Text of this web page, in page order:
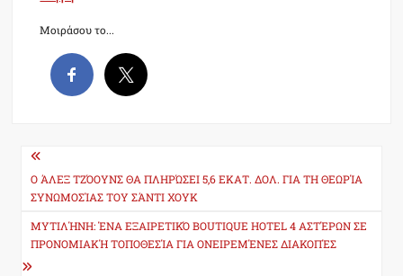
Μοιράσου το...
Post
navigation
Ο ΆΛΕΞ ΤΖΌΟΥΝΣ ΘΑ ΠΛΗΡΏΣΕΙ 5,6 ΕΚΑΤ. ΔΟΛ. ΓΙΑ ΤΗ ΘΕΩΡΊΑ
ΣΥΝΩΜΟΣΊΑΣ ΤΟΥ ΣΆΝΤΙ ΧΟΥΚ
ΜΥΤΙΛΉΝΗ: ΈΝΑ ΕΞΑΙΡΕΤΙΚΌ BOUTIQUE HOTEL 4 ΑΣΤΈΡΩΝ ΣΕ
ΠΡΟΝΟΜΙΑΚΉ ΤΟΠΟΘΕΣΊΑ ΓΙΑ ΟΝΕΙΡΕΜΈΝΕΣ ΔΙΑΚΟΠΈΣ